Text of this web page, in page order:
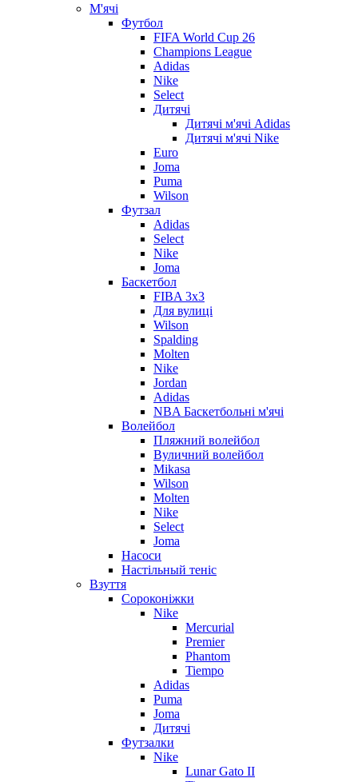
М'ячі
Футбол
FIFA World Cup 26
Champions League
Adidas
Nike
Select
Дитячі
Дитячі м'ячі Adidas
Дитячі м'ячі Nike
Euro
Joma
Puma
Wilson
Футзал
Adidas
Select
Nike
Joma
Баскетбол
FIBA 3x3
Для вулиці
Wilson
Spalding
Molten
Nike
Jordan
Adidas
NBA Баскетбольні м'ячі
Волейбол
Пляжний волейбол
Вуличний волейбол
Mikasa
Wilson
Molten
Nike
Select
Joma
Насоси
Настільный теніс
Взуття
Сороконіжки
Nike
Mercurial
Premier
Phantom
Tiempo
Adidas
Puma
Joma
Дитячі
Футзалки
Nike
Lunar Gato II